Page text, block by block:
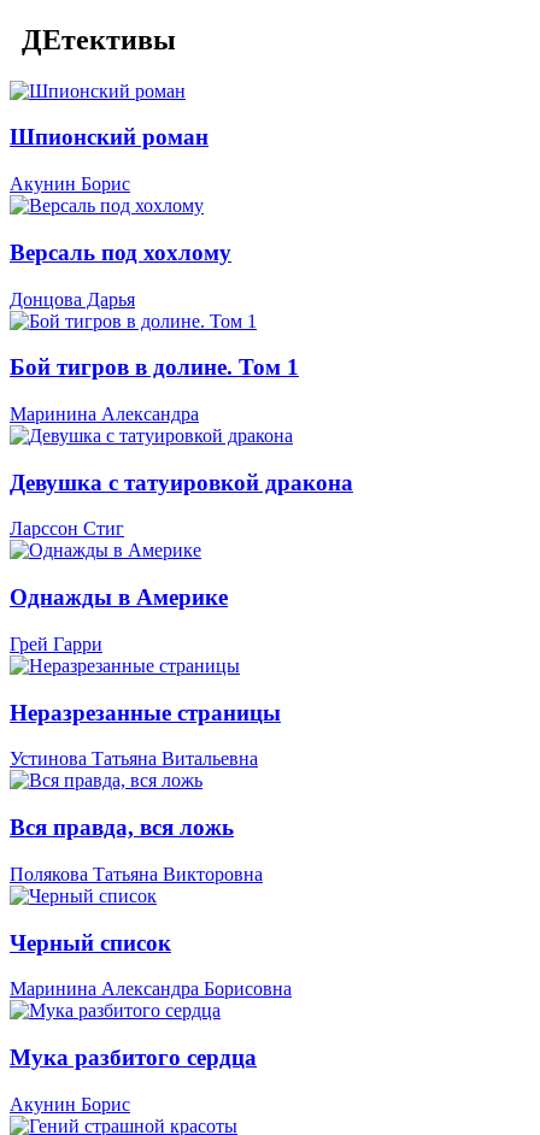
ДЕтективы
Шпионский роман
Акунин Борис
Версаль под хохлому
Донцова Дарья
Бой тигров в долине. Том 1
Маринина Александра
Девушка с татуировкой дракона
Ларссон Стиг
Однажды в Америке
Грей Гарри
Неразрезанные страницы
Устинова Татьяна Витальевна
Вся правда, вся ложь
Полякова Татьяна Викторовна
Черный список
Маринина Александра Борисовна
Мука разбитого сердца
Акунин Борис